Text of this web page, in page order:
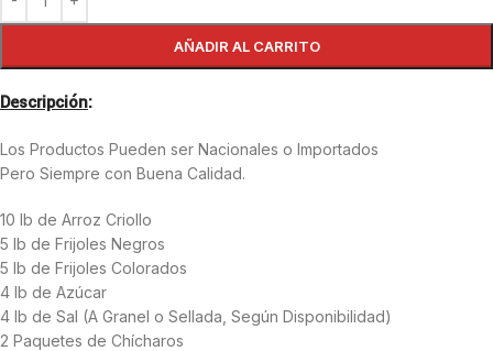
AÑADIR AL CARRITO
Descripción:
Los Productos Pueden ser Nacionales o Importados
Pero Siempre con Buena Calidad.
10 lb de Arroz Criollo
5 lb de Frijoles Negros
5 lb de Frijoles Colorados
4 lb de Azúcar
4 lb de Sal (A Granel o Sellada, Según Disponibilidad)
2 Paquetes de Chícharos